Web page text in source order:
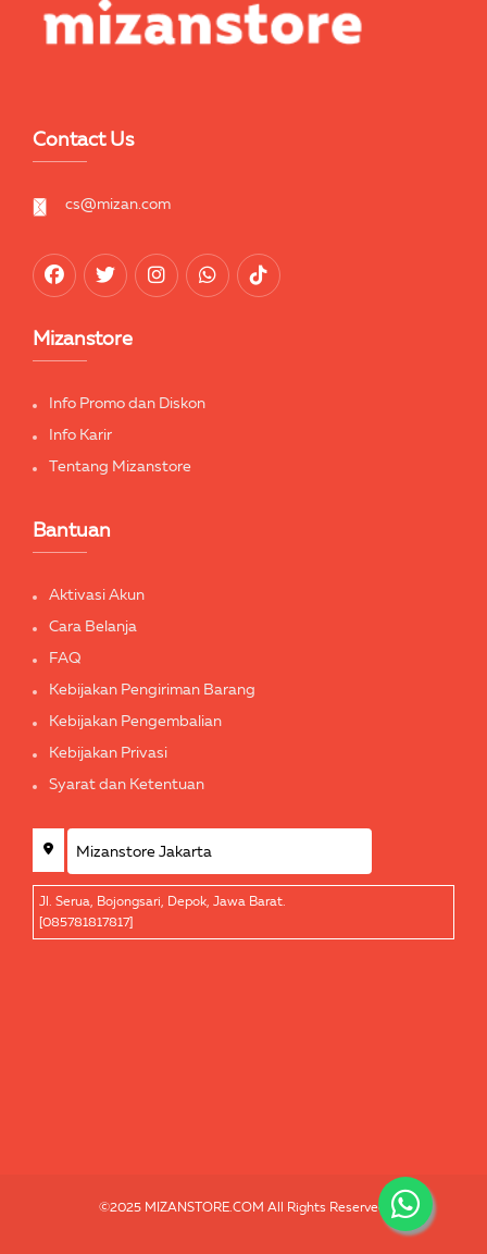
Contact Us
cs@mizan.com
Mizanstore
Info Promo dan Diskon
Info Karir
Tentang Mizanstore
Bantuan
Aktivasi Akun
Cara Belanja
FAQ
Kebijakan Pengiriman Barang
Kebijakan Pengembalian
Kebijakan Privasi
Syarat dan Ketentuan
Jl. Serua, Bojongsari, Depok, Jawa Barat.
[085781817817]
©2025 MIZANSTORE.COM All Rights Reserved.